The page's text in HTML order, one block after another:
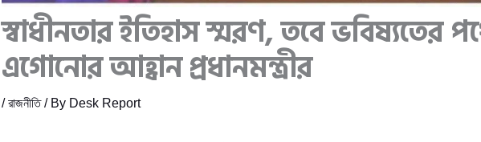
স্বাধীনতার ইতিহাস স্মরণ, তবে ভবিষ্যতের
এগোনোর আহ্বান প্রধানমন্ত্রীর
/রাজনীতি/ By Desk Report